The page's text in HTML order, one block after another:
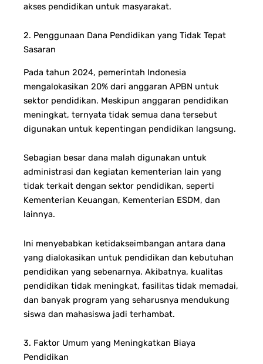
akses pendidikan untuk masyarakat.
2. Penggunaan Dana Pendidikan yang Tidak Tepat
Sasaran
Pada tahun 2024, pemerintah Indonesia
mengalokasikan 20% dari anggaran APBN untuk
sektor pendidikan. Meskipun anggaran pendidikan
meningkat, ternyata tidak semua dana tersebut
digunakan untuk kepentingan pendidikan langsung.
Sebagian besar dana malah digunakan untuk
administrasi dan kegiatan kementerian lain yang
tidak terkait dengan sektor pendidikan, seperti
Kementerian Keuangan, Kementerian ESDM, dan
lainnya.
Ini menyebabkan ketidakseimbangan antara dana
yang dialokasikan untuk pendidikan dan kebutuhan
pendidikan yang sebenarnya. Akibatnya, kualitas
pendidikan tidak meningkat, fasilitas tidak memadai,
dan banyak program yang seharusnya mendukung
siswa dan mahasiswa jadi terhambat.
3. Faktor Umum yang Meningkatkan Biaya
Pendidikan